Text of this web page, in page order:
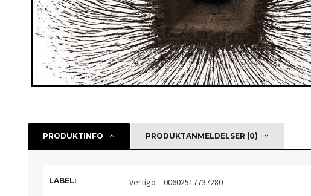
PRODUKTINFO PRODUKTANMELDELSER (0)
LABEL: Vertigo – 00602517737280